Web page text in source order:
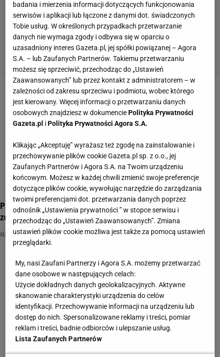
Pamiętasz te kultowe auta z czasów PRL-u? Tylko ekspert
zdobędzie 10/10
AUTA MOTORYZACJA PRL
badania i mierzenia informacji dotyczących funkcjonowania
serwisów i aplikacji lub łączone z danymi dot. świadczonych
Tobie usług. W określonych przypadkach przetwarzanie
danych nie wymaga zgody i odbywa się w oparciu o
uzasadniony interes Gazeta.pl, jej spółki powiązanej – Agora
S.A. – lub Zaufanych Partnerów. Takiemu przetwarzaniu
możesz się sprzeciwić, przechodząc do „Ustawień
Zaawansowanych” lub przez kontakt z administratorem – w
zależności od zakresu sprzeciwu i podmiotu, wobec którego
jest kierowany. Więcej informacji o przetwarzaniu danych
osobowych znajdziesz w dokumencie Polityka Prywatności
Gazeta.pl i Polityka Prywatności Agora S.A.
Klikając „Akceptuję” wyrażasz też zgodę na zainstalowanie i
przechowywanie plików cookie Gazeta.pl sp. z o.o., jej
Zaufanych Partnerów i Agora S.A. na Twoim urządzeniu
końcowym. Możesz w każdej chwili zmienić swoje preferencje
dotyczące plików cookie, wywołując narzędzie do zarządzania
twoimi preferencjami dot. przetwarzania danych poprzez
odnośnik „Ustawienia prywatności ” w stopce serwisu i
przechodząc do „Ustawień Zaawansowanych”. Zmiana
ustawień plików cookie możliwa jest także za pomocą ustawień
przeglądarki.
My, nasi Zaufani Partnerzy i Agora S.A. możemy przetwarzać
dane osobowe w następujących celach:
Użycie dokładnych danych geolokalizacyjnych. Aktywne
skanowanie charakterystyki urządzenia do celów
identyfikacji. Przechowywanie informacji na urządzeniu lub
dostęp do nich. Spersonalizowane reklamy i treści, pomiar
reklam i treści, badnie odbiorców i ulepszanie usług.
Lista Zaufanych Partnerów